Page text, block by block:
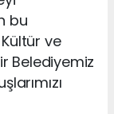
bu
ve
Belediyemiz